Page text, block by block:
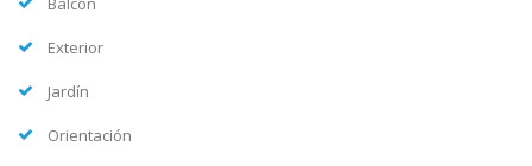
Exterior
Jardín
Orientación